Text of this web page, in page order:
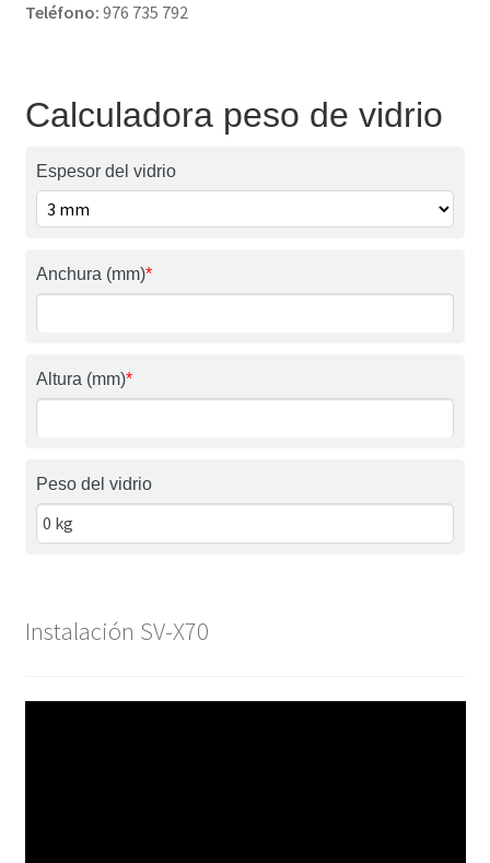
Teléfono: 976 735 792
Calculadora peso de vidrio
Espesor del vidrio
Anchura (mm)*
Altura (mm)*
Peso del vidrio
Instalación SV-X70